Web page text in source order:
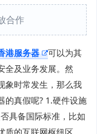
合作
港服务器
可以为其
全及业务发展。然
象时常发生，那么我
的真假呢? 1.硬件设施
具备国际标准，比如